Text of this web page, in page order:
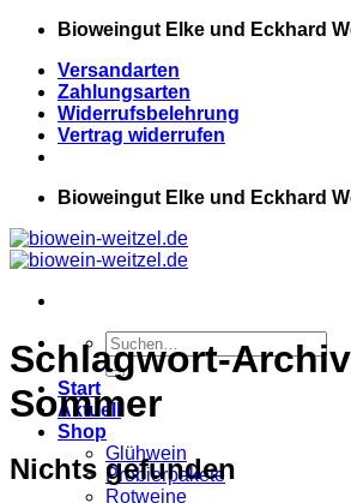
Zum
springen
Bioweingut Elke und Eckhard
Versandarten
Zahlungsarten
Widerrufsbelehrung
Vertrag widerrufen
Bioweingut Elke und Eckhard
Suchen
nach:
Start
Aktuell
Shop
Glühwein
Probierpakete
Rotweine
Schlagwort-
Sommer
Nichts gefunden